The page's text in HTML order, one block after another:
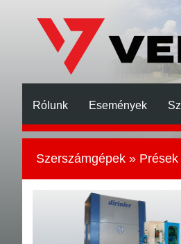
Rólunk Események
Szerszámgépek »